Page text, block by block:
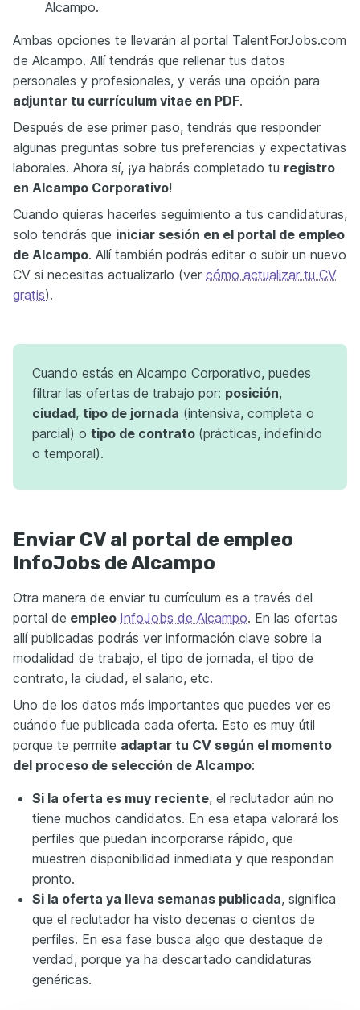
Alcampo.
Ambas opciones te llevarán al portal TalentForJobs.com
de Alcampo. Allí tendrás que rellenar tus datos
personales y profesionales, y verás una opción para
adjuntar tu currículum vitae en PDF.
Después de ese primer paso, tendrás que responder
algunas preguntas sobre tus preferencias y expectativas
laborales. Ahora sí, ¡ya habrás completado tu registro
en Alcampo Corporativo!
Cuando quieras hacerles seguimiento a tus candidaturas,
solo tendrás que iniciar sesión en el portal de empleo
de Alcampo. Allí también podrás editar o subir un nuevo
CV si necesitas actualizarlo (ver cómo actualizar tu CV
gratis).
Cuando estás en Alcampo Corporativo, puedes
filtrar las ofertas de trabajo por: posición,
ciudad, tipo de jornada (intensiva, completa o
parcial) o tipo de contrato (prácticas, indefinido
o temporal).
Enviar CV al portal de empleo
InfoJobs de Alcampo
Otra manera de enviar tu currículum es a través del
portal de empleo InfoJobs de Alcampo. En las ofertas
allí publicadas podrás ver información clave sobre la
modalidad de trabajo, el tipo de jornada, el tipo de
contrato, la ciudad, el salario, etc.
Uno de los datos más importantes que puedes ver es
cuándo fue publicada cada oferta. Esto es muy útil
porque te permite adaptar tu CV según el momento
del proceso de selección de Alcampo:
Si la oferta es muy reciente, el reclutador aún no
tiene muchos candidatos. En esa etapa valorará los
perfiles que puedan incorporarse rápido, que
muestren disponibilidad inmediata y que respondan
pronto.
Si la oferta ya lleva semanas publicada, significa
que el reclutador ha visto decenas o cientos de
perfiles. En esa fase busca algo que destaque de
verdad, porque ya ha descartado candidaturas
genéricas.